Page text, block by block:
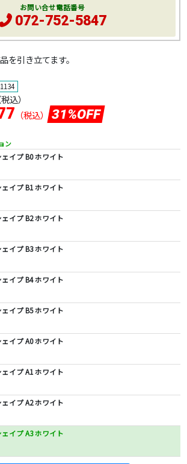
を引き立てます。
税込）
（税込） 31%OFF
ン
ェイプ B0 ホワイト
ェイプ B1 ホワイト
ェイプ B2 ホワイト
ェイプ B3 ホワイト
ェイプ B4 ホワイト
ェイプ B5 ホワイト
ェイプ A0 ホワイト
ェイプ A1 ホワイト
ェイプ A2 ホワイト
ェイプ A3 ホワイト
お問い合せ電話番号
072-752-5847